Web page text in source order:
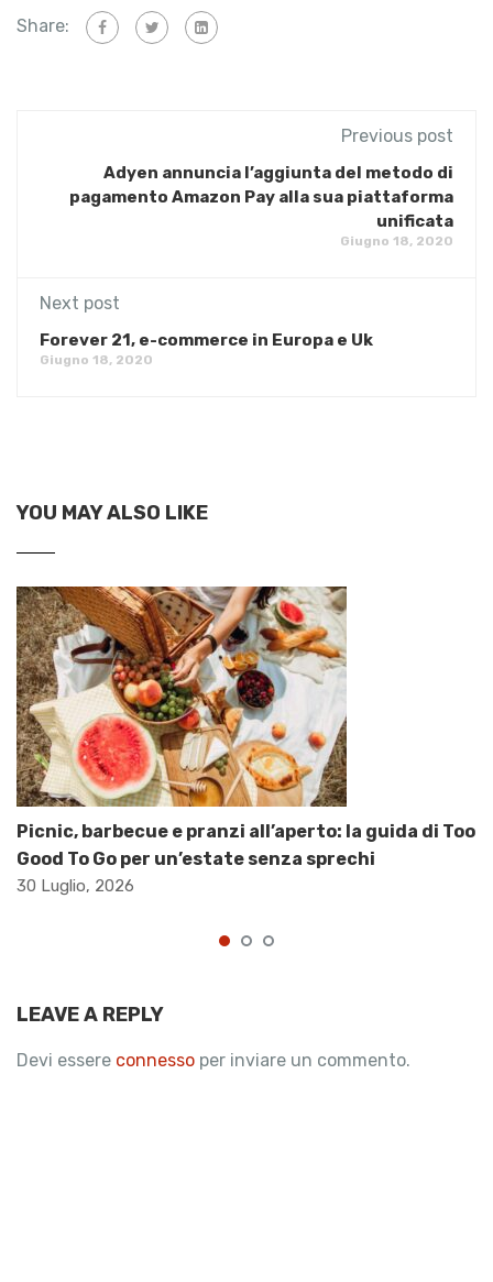
Share:
Previous post
Adyen annuncia l’aggiunta del metodo di
pagamento Amazon Pay alla sua piattaforma
unificata
Giugno 18, 2020
Next post
Forever 21, e-commerce in Europa e Uk
Giugno 18, 2020
YOU MAY ALSO LIKE
Picnic, barbecue e pranzi all’aperto: la guida di Too
Good To Go per un’estate senza sprechi
30 Luglio, 2026
LEAVE A REPLY
Devi essere connesso per inviare un commento.